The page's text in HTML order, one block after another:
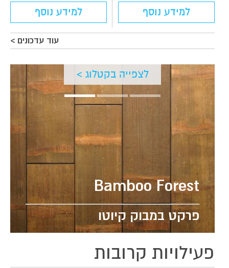
למידע נוסף למידע נוסף
עוד עדכונים >
לצפייה בקטלוג >
Bamboo Forest
פרקט במבוק קיוטו
פעילויות קרובות